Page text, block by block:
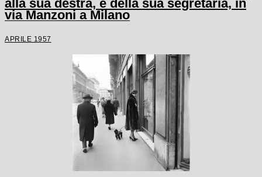
alla sua destra, e della sua segretaria, in
via Manzoni a Milano
APRILE 1957